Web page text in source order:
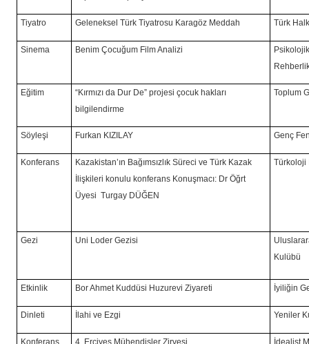
Tiyatro Geleneksel Türk Tiyatrosu Karagöz Meddah Türk
Sinema Benim Çocuğum Film Analizi
Eğitim
“Kırmızı da Dur De” projesi çocuk hakları
bilgilendirme
Toplum
Söyleşi Furkan KIZILAY Genç
Konferans
Kazakistan’ın Bağımsızlık Süreci ve Türk Kazak
İlişkileri konulu konferans Konuşmacı: Dr Öğrt
Üyesi Turgay DÜĞEN
Türkoloji
Gezi Uni Loder Gezisi
Kulübü
Etkinlik Bor Ahmet Kuddüsi Huzurevi Ziyareti İyiliğin
Dinleti İlahi ve Ezgi Yeniler
Konferans 4. Erciyes Mühendisler Zirvesi İdealist